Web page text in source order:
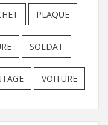
PLAQUE
SOLDAT
VOITURE